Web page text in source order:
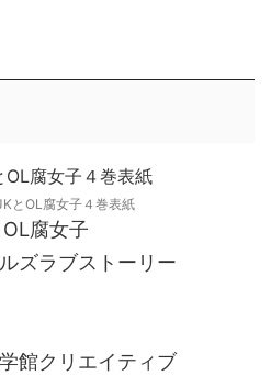
とOL腐女子４巻表紙
腐女子
ズラブストーリー
館クリエイティブ